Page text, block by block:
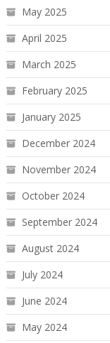
May 2025
April 2025
March 2025
February 2025
January 2025
December 2024
November 2024
October 2024
September 2024
August 2024
July 2024
June 2024
May 2024